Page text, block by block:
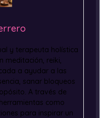
y terapeuta holística
meditación, reiki,
a ayudar a las
sanar bloqueos
A través de
como
para inspirar un